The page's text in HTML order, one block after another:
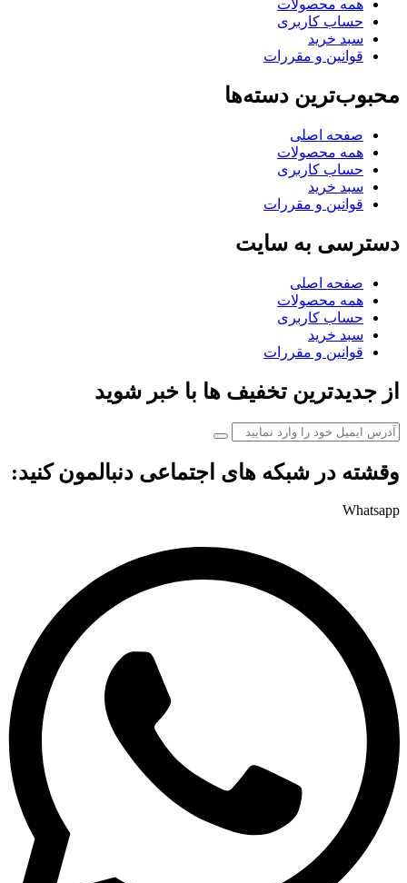
همه محصولات
حساب کاربری
سبد خرید
قوانین و مقررات
محبوب‌ترین دسته‌ها
صفحه اصلی
همه محصولات
حساب کاربری
سبد خرید
قوانین و مقررات
دسترسی به سایت
صفحه اصلی
همه محصولات
حساب کاربری
سبد خرید
قوانین و مقررات
از جدیدترین تخفیف ها با خبر شوید
وقشته در شبکه های اجتماعی دنبالمون کنید:
Whatsapp